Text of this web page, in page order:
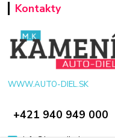
Kontakty
WWW.AUTO-DIEL.SK
+421 940 949 000